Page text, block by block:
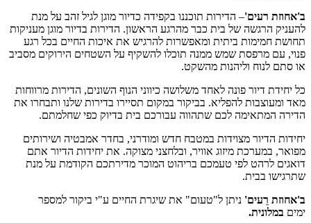
ב'אחוזת רעים'– הדירות תוכננו בקפידה כדיור מוגן לגיל זהב על מנת
להעניק הרגשה של בית כבר מהרגע הראשון. הדירות בדיור מוגן מעניקות
תחושת חמימות ביתית ומאפשרות להרגיש את איכות החיים בכל רגע
פנוי, עם מרפסת שמש ממנה תוכלו להשקיף על השטחים הירוקים מסביב
או סתם לנוח וליהנות מהשקט.
כל יחידת דיור פונה לאחד משלושה כיווני הנוף השונים, הדירות מרווחות
מאד ומעוצבות להפליא. בביקור במקום תסיירו בדירות שלנו ותבחרו את
הדירה המתאימה לכם שתהווה עבורכם בית בדיוק כפי שחלמתם.
יחידות הדיור מצוידות במטבח חדש ומודרני, בחדר אמבטיה ושירותים
מפואר, במערכת מיזוג אוויר, ובלחצני מצוקה. את יחידות הדיור אתם
דואגים לרהט לפי טעמכם בריהוט המוכר מדירתכם הקודמת על מנת
שתרגישו בבית.
ב'אחוזת רֵעים' ניתן ל"טעום" את שיגרת החיים ע"י ביקור למספר
ימים במלונית.